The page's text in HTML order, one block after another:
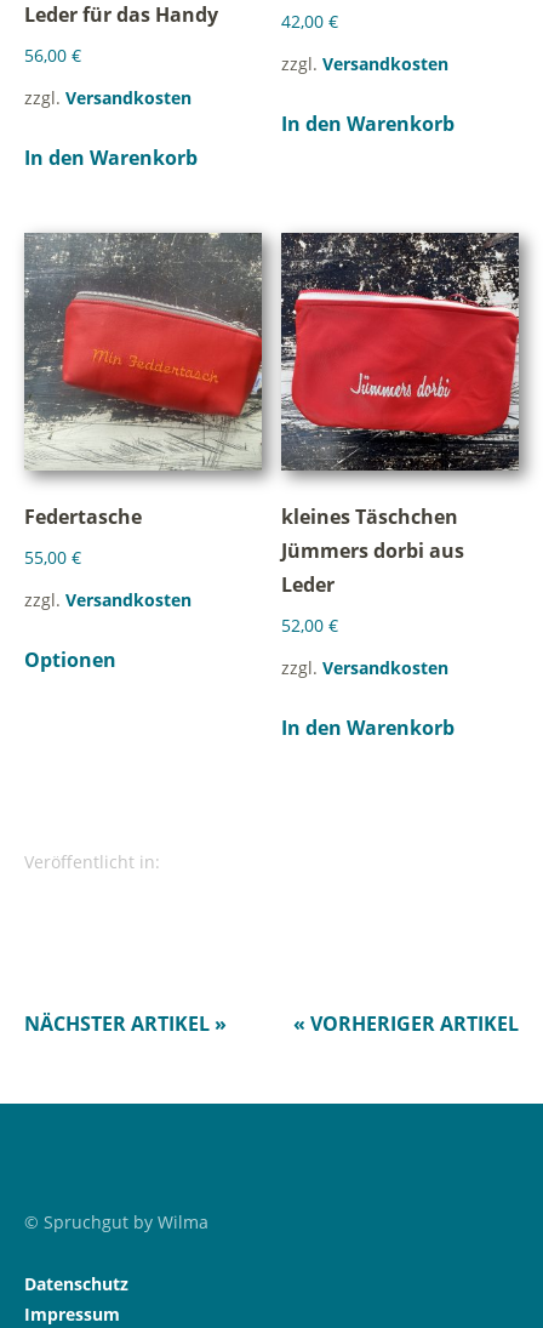
Leder für das Handy
56,00 €
zzgl. Versandkosten
In den Warenkorb
42,00€
zzgl.Versandkosten
In den Warenkorb
Federtasche
55,00 €
zzgl. Versandkosten
Optionen
kleines Täschchen
Jümmers dorbi aus
Leder
52,00€
zzgl.Versandkosten
In den Warenkorb
Veröffentlicht in:
NÄCHSTER ARTIKEL » « VORHERIGER ARTIKEL
© Spruchgut by Wilma
Datenschutz
Impressum